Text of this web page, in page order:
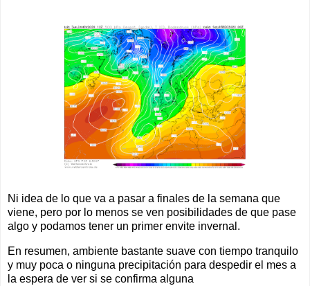
Ni idea de lo que va a pasar a finales de la semana que
viene, pero por lo menos se ven posibilidades de que pase
algo y podamos tener un primer envite invernal.
En resumen, ambiente bastante suave con tiempo tranquilo
y muy poca o ninguna precipitación para despedir el mes a
la espera de ver si se confirma alguna